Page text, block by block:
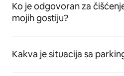
Ko je odgovoran za
mojih gostiju?
Kakva je situacija sa